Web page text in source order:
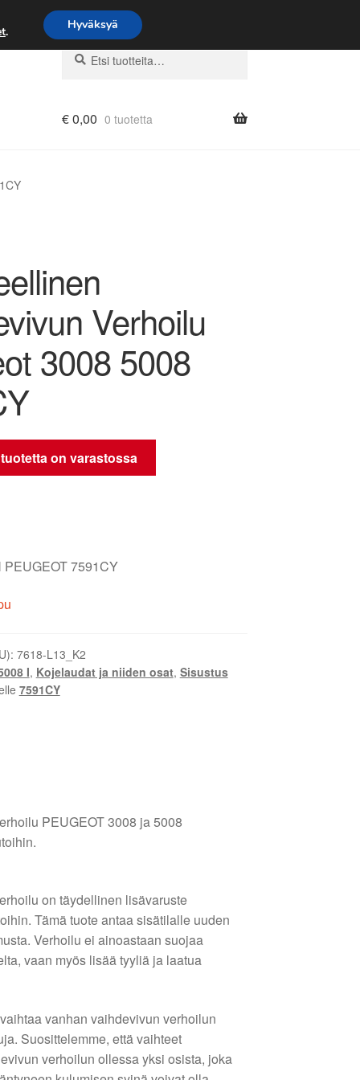
Etsi:
Haku
€0,00 0 tuotetta
Verhoilu
3008 5008
on varastossa
7591CY
7618-L13_K2
I, Kojelaudat ja niiden osat, Sisustus
7591CY
PEUGEOT 3008 ja 5008
on täydellinen lisävaruste
Tämä tuote antaa sisätilalle uuden
Verhoilu ei ainoastaan suojaa
vaan myös lisää tyyliä ja laatua
vanhan vaihdevivun verhoilun
Suosittelemme, että vaihteet
verhoilun ollessa yksi osista, joka
. Hyväksyä